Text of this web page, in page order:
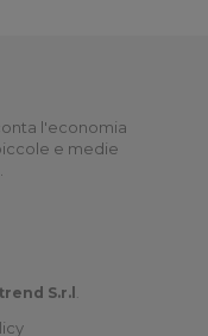
l'economia
e medie
S.r.l